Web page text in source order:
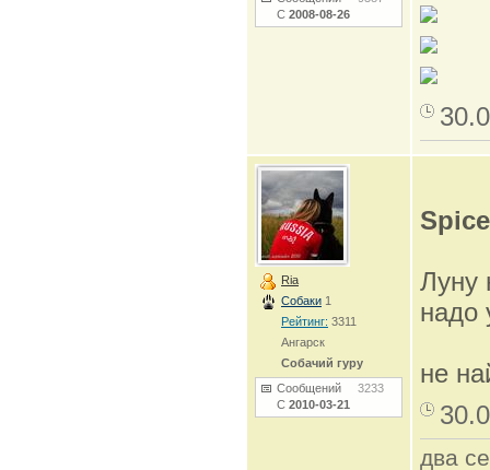
С 2008-08-26
Ria
Собаки 1
Рейтинг: 3311
Ангарск
Собачий гуру
Сообщений 3233
С 2010-03-21
Spice
Луну
надо
не
два